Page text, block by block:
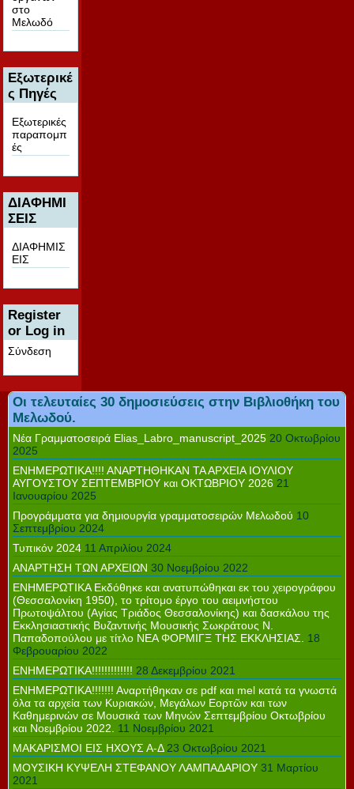
στο
Μελωδό
Εξωτερικέ
ς Πηγές
Εξωτερικές
παραπομπ
ές
ΔΙΑΦΗΜΙ
ΣΕΙΣ
ΔΙΑΦΗΜΙΣ
ΕΙΣ
Register
or Log in
Σύνδεση
Οι τελευταίες 30 δημοσιεύσεις στην Βιβλιοθήκη του
Μελωδού.
Νέα Γραμματοσειρά Elias_Labro_manuscript_2025 20 Οκτωβρίου
2025
ΕΝΗΜΕΡΩΤΙΚΑ!!!! ΑΝΑΡΤΗΘΗΚΑΝ ΤΑ ΑΡΧΕΙΑ ΙΟΥΛΙΟΥ
ΑΥΓΟΥΣΤΟΥ ΣΕΠΤΕΜΒΡΙΟΥ και ΟΚΤΩΒΡΙΟΥ 2026 21
Ιανουαρίου 2025
Προγράμματα για δημιουργία γραμματοσειρών Μελωδού 10
Σεπτεμβρίου 2024
Τυπικόν 2024 11 Απριλίου 2024
ΑΝΑΡΤΗΣΗ ΤΩΝ ΑΡΧΕΙΩΝ 30 Νοεμβρίου 2022
ΕΝΗΜΕΡΩΤΙΚΑ Εκδόθηκε και ανατυπώθηκαι εκ του χειρογράφου
(Θεσσαλονίκη 1950), το τρίτομο έργο του αειμνήστου
Πρωτοψάλτου (Αγίας Τριάδος Θεσσαλονίκης) και δασκάλου της
Εκκλησιαστικής Βυζαντινής Μουσικής Σωκράτους Ν.
Παπαδοπούλου με τίτλο ΝΕΑ ΦΟΡΜΙΓΞ ΤΗΣ ΕΚΚΛΗΣΙΑΣ.
18
Φεβρουαρίου 2022
ΕΝΗΜΕΡΩΤΙΚΑ!!!!!!!!!!!!! 28 Δεκεμβρίου 2021
ΕΝΗΜΕΡΩΤΙΚΑ!!!!!!! Αναρτήθηκαν σε pdf και mel κατά τα γνωστά
όλα τα αρχεία των Κυριακών, Μεγάλων Εορτῶν και των
Καθημερινών σε Μουσικά των Μηνών Σεπτεμβρίου Οκτωβρίου
και Νοεμβρίου 2022.
11 Νοεμβρίου 2021
ΜΑΚΑΡΙΣΜΟΙ ΕΙΣ ΗΧΟΥΣ Α-Δ 23 Οκτωβρίου 2021
ΜΟΥΣΙΚΗ ΚΥΨΕΛΗ ΣΤΕΦΑΝΟΥ ΛΑΜΠΑΔΑΡΙΟΥ 31 Μαρτίου
2021